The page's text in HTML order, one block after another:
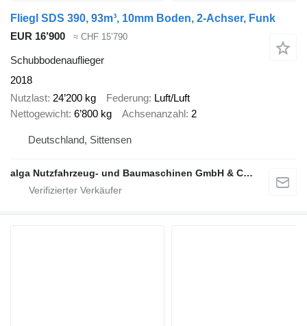
Fliegl SDS 390, 93m³, 10mm Boden, 2-Achser, Funk
EUR 16’900
≈ CHF 15’790
Schubbodenauflieger
2018
Nutzlast 24’200 kg Federung Luft/Luft
Nettogewicht 6’800 kg Achsenanzahl 2
Deutschland, Sittensen
alga Nutzfahrzeug- und Baumaschinen GmbH & Co. KG